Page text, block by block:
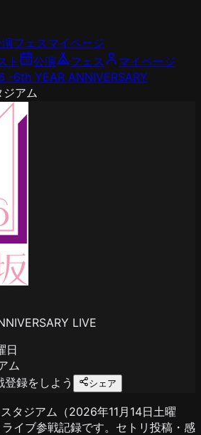
フェスマイページ
ト 公演 フェス
マイページ
-6th YEAR ANNIVERSARY
ジアム
LIVE
日
ム
登録をしよう シェア
タジアム（2026年11月14日土曜
イブ参戦記録です。セトリ投稿・感